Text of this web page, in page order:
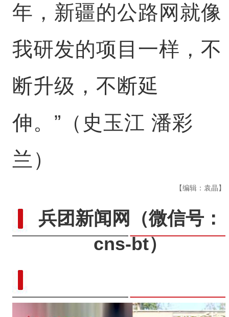
年，新疆的公路网就像
我研发的项目一样，不
断升级，不断延
伸。”（史玉江 潘彩
兰）
【编辑：袁晶】
兵团新闻网
（微信号：
cns-bt）